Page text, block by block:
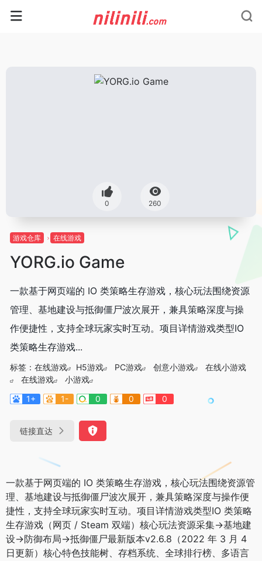
0 260
游戏仓库 在线游戏
YORG.io Game
一款基于网页端的 IO 类策略生存游戏，核心玩法围绕资源
管理、基地建设与抵御僵尸波次展开，兼具策略深度与操
作便捷性，支持全球玩家实时互动。项目详情游戏类型IO
类策略生存游戏...
标签： 在线游戏 H5游戏 PC游戏 创意小游戏
在线小游戏
在线游戏
小游戏
1+
1- 0 0 0
链接直达
一款基于网页端的 IO 类策略生存游戏，核心玩法围绕资源管
理、基地建设与抵御僵尸波次展开，兼具策略深度与操作便
捷性，支持全球玩家实时互动。项目详情游戏类型IO 类策略
生存游戏（网页 / Steam 双端）核心玩法资源采集→基地建
设→防御布局→抵御僵尸最新版本v2.6.8（2022 年 3 月 4
日更新）核心特色技能树、存档系统、全球排行榜、多语言